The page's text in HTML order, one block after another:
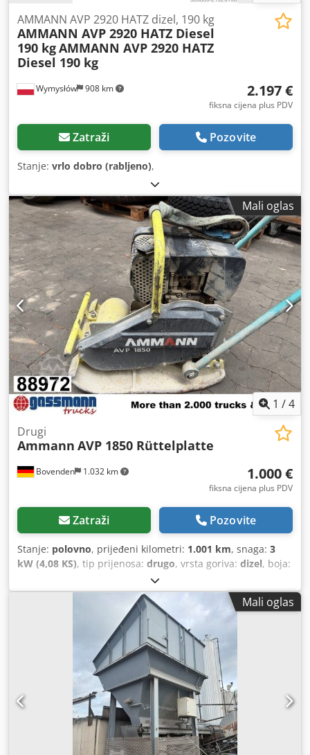
Wymysłów 908 km
AMMANN AVP 2920 HATZ dizel, 190 kg
AMMANN AVP 2920 HATZ Diesel
190 kgAMMANN AVP 2920 HATZ
Diesel 190 kg
2.197 €
fiksna cijena plus PDV
Zatraži Pozovite
Stanje: vrlo dobro (rabljeno),
Mali oglas
1 /4
Bovenden 1.032 km
Drugi
Ammann AVP 1850 Rüttelplatte
1.000 €
fiksna cijena plus PDV
Zatraži Pozovite
Stanje: polovno, prijeđeni kilometri: 1.001 km, snaga: 3
kW (4,08 KS), tip prijenosa: drugo, vrsta goriva: dizel, boja:
, prva registracija:
Godina izgradnje:2006, kabina vozača:drugo,
Mali oglas